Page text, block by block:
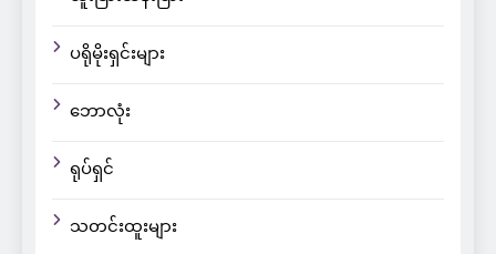
ပရိုမိုးရှင်းများ
ဘောလုံး
ရုပ်ရှင်
သတင်းထူးများ